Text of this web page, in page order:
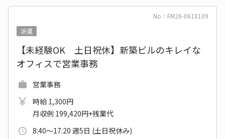
No：FM26-0618109
派遣
【未経験OK 土日祝休】新築ビルのキレイな
オフィスで営業事務
営業事務
時給 1,300円
月収例 199,420円+残業代
8:40～17:20 週5日 (土日祝休み)